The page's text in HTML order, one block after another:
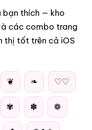
bạn thích — kho
các combo trang
thị tốt trên cả iOS
❦ ❧ ♡♡
✾ ✽ ❁